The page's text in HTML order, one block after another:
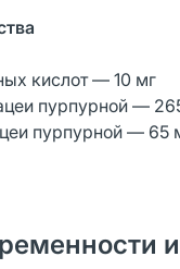
кислот — 10 мг
пурпурной —
пурпурной — 65